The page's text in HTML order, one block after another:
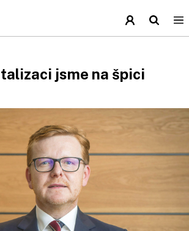
jsme na špici